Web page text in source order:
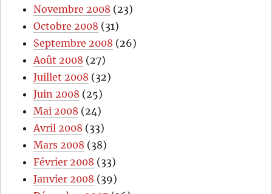
Novembre 2008 (23)
Octobre 2008 (31)
Septembre 2008 (26)
Août 2008 (27)
Juillet 2008 (32)
Juin 2008 (25)
Mai 2008 (24)
Avril 2008 (33)
Mars 2008 (38)
Février 2008 (33)
Janvier 2008 (39)